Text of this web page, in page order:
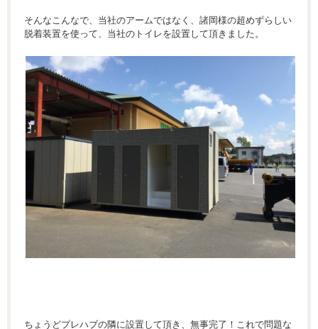
そんなこんなで、当社のアームではなく、諸岡様の超めずらしい
脱着装置を使って、当社のトイレを設置して頂きました。
ちょうどプレハブの隣に設置して頂き、無事完了！これで問題な